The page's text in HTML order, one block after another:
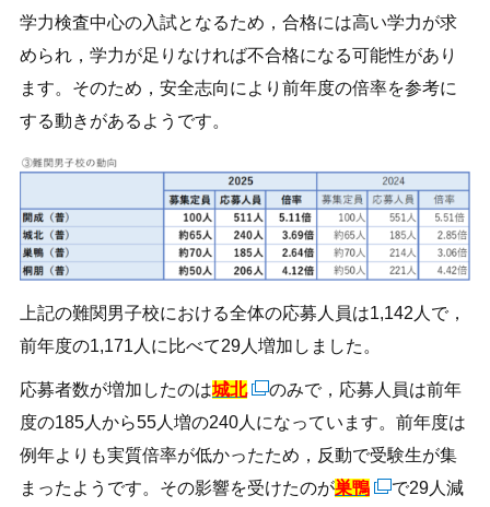
学力検査中心の入試となるため，合格には高い学力が求
められ，学力が足りなければ不合格になる可能性があり
ます。そのため，安全志向により前年度の倍率を参考に
する動きがあるようです。
上記の難関男子校における全体の応募人員は1,142人で，
前年度の1,171人に比べて29人増加しました。
応募者数が増加したのは城北
のみで，応募人員は前年
度の185人から55人増の240人になっています。前年度は
例年よりも実質倍率が低かったため，反動で受験生が集
まったようです。その影響を受けたのが巣鴨
で29人減